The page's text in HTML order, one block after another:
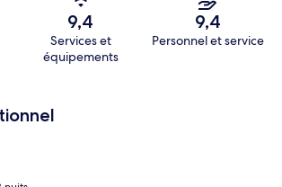
9,4
Services et
équipements
9,4
Personnel et service